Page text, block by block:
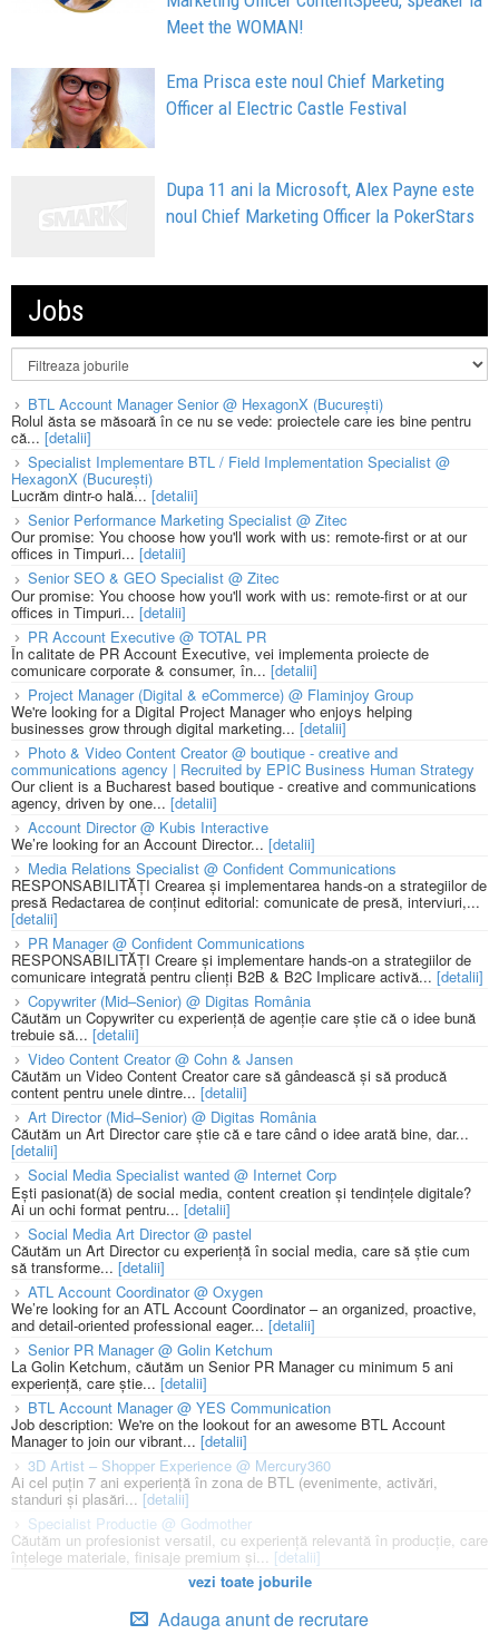
Meet the WOMAN!
Ema Prisca este noul Chief Marketing
Officer al Electric Castle Festival
Dupa 11 ani la Microsoft, Alex Payne este
noul Chief Marketing Officer la PokerStars
Jobs
BTL Account Manager Senior @ HexagonX (București)
Rolul ăsta se măsoară în ce nu se vede: proiectele care ies bine pentru
că... [detalii]
Specialist Implementare BTL / Field Implementation Specialist @
HexagonX (București)
Lucrăm dintr-o hală... [detalii]
Senior Performance Marketing Specialist @ Zitec
Our promise: You choose how you'll work with us: remote-first or at our
offices in Timpuri... [detalii]
Senior SEO & GEO Specialist @ Zitec
Our promise: You choose how you'll work with us: remote-first or at our
offices in Timpuri... [detalii]
PR Account Executive @ TOTAL PR
În calitate de PR Account Executive, vei implementa proiecte de
comunicare corporate & consumer, în... [detalii]
Project Manager (Digital & eCommerce) @ Flaminjoy Group
We're looking for a Digital Project Manager who enjoys helping
businesses grow through digital marketing... [detalii]
Photo & Video Content Creator @ boutique - creative and
communications agency | Recruited by EPIC Business Human Strategy
Our client is a Bucharest based boutique - creative and communications
agency, driven by one... [detalii]
Account Director @ Kubis Interactive
We’re looking for an Account Director... [detalii]
Media Relations Specialist @ Confident Communications
RESPONSABILITĂȚI Crearea și implementarea hands-on a strategiilor de
presă Redactarea de conținut editorial: comunicate de presă, interviuri,...
[detalii]
PR Manager @ Confident Communications
RESPONSABILITĂȚI Creare și implementare hands-on a strategiilor de
comunicare integrată pentru clienți B2B & B2C Implicare activă... [detalii]
Copywriter (Mid–Senior) @ Digitas România
Căutăm un Copywriter cu experiență de agenție care știe că o idee bună
trebuie să... [detalii]
Video Content Creator @ Cohn & Jansen
Căutăm un Video Content Creator care să gândească și să producă
content pentru unele dintre... [detalii]
Art Director (Mid–Senior) @ Digitas România
Căutăm un Art Director care știe că e tare când o idee arată bine, dar...
[detalii]
Social Media Specialist wanted @ Internet Corp
Ești pasionat(ă) de social media, content creation și tendințele digitale?
Ai un ochi format pentru... [detalii]
Social Media Art Director @ pastel
Căutăm un Art Director cu experiență în social media, care să știe cum
să transforme... [detalii]
ATL Account Coordinator @ Oxygen
We’re looking for an ATL Account Coordinator – an organized, proactive,
and detail-oriented professional eager... [detalii]
Senior PR Manager @ Golin Ketchum
La Golin Ketchum, căutăm un Senior PR Manager cu minimum 5 ani
experiență, care știe... [detalii]
BTL Account Manager @ YES Communication
Job description: We're on the lookout for an awesome BTL Account
Manager to join our vibrant... [detalii]
3D Artist – Shopper Experience @ Mercury360
Ai cel puțin 7 ani experiență în zona de BTL (evenimente, activări,
standuri și plasări...[detalii]
Specialist Productie @ Godmother
Căutăm un profesionist versatil, cu experiență relevantă în producție, care
înțelege materiale, finisaje premium și... [detalii]
vezi toate joburile
Adauga anunt de recrutare